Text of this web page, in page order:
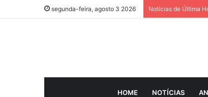
segunda-feira, agosto 3 2026 Notícias de Última
HOME NOTÍCIAS